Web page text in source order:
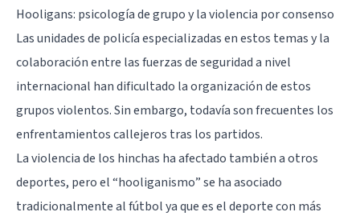
Hooligans: psicología de grupo y la violencia por consenso
Las unidades de policía especializadas en estos temas y la
colaboración entre las fuerzas de seguridad a nivel
internacional han dificultado la organización de estos
grupos violentos. Sin embargo, todavía son frecuentes los
enfrentamientos callejeros tras los partidos.
La violencia de los hinchas ha afectado también a otros
deportes, pero el “hooliganismo” se ha asociado
tradicionalmente al fútbol ya que es el deporte con más